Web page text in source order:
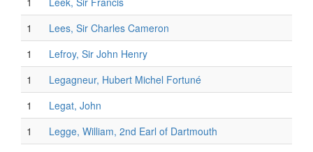
1
Lees, Sir Charles Cameron
1
Lefroy, Sir John Henry
1
Legagneur, Hubert Michel Fortuné
1
Legat, John
1
Legge, William, 2nd Earl of Dartmouth